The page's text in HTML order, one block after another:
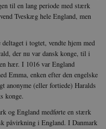
til en lang periode med stærk
Tveskæg hele England, men
i togtet, vendte hjem med
der nu var dansk konge, til i
hær. I 1016 var England
Emma, enken efter den engelske
anonyme (eller fortiede) Haralds
konge.
og England medførte en stærk
påvirkning i England. I Danmark